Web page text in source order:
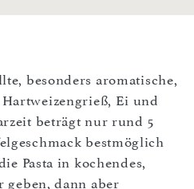
besonders aromatische,
Ei und
beträgt nur rund 5
bestmöglich
Pasta in kochendes,
geben, dann aber